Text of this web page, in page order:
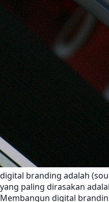
digital branding adalah
yang paling dirasakan
Membangun digital